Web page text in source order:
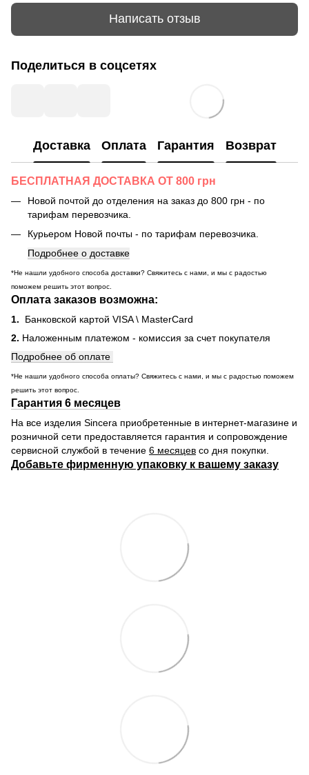
Написать отзыв
Поделиться в соцсетях
Доставка Оплата Гарантия Возврат
БЕСПЛАТНАЯ ДОСТАВКА ОТ 800 грн
Новой почтой до отделения на заказ до 800 грн - по
тарифам перевозчика.
Курьером Новой почты - по тарифам перевозчика.
Подробнее о доставке
*Не нашли удобного способа доставки? Свяжитесь с нами, и мы с радостью
поможем решить этот вопрос.
Оплата заказов возможна:
1. Банковской картой VISA \ MasterCard
2. Наложенным платежом - комиссия за счет покупателя
Подробнее об оплате
*Не нашли удобного способа оплаты? Свяжитесь с нами, и мы с радостью поможем
решить этот вопрос.
Гарантия 6 месяцев
На все изделия Sincera приобретенные в интернет-магазине и
розничной сети предоставляется гарантия и сопровождение
сервисной службой в течение 6 месяцев со дня покупки.
Добавьте фирменную упаковку к вашему заказу